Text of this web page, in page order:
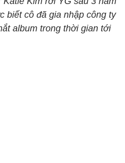
biết cô đã gia nhập công ty
album trong thời gian tới